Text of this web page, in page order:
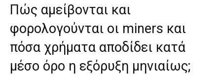
Πώς αμείβονται και
φορολογούνται οι miners και
πόσα χρήματα αποδίδει κατά
μέσο όρο η εξόρυξη μηνιαίως;